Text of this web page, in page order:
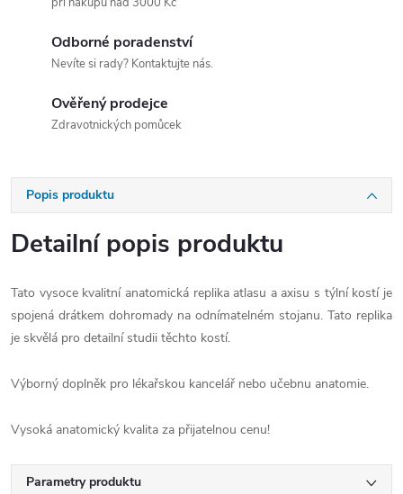
Odborné poradenství
Nevíte si rady? Kontaktujte nás.
Ověřený prodejce
Zdravotnických pomůcek
Popis produktu
Detailní popis produktu
Tato vysoce kvalitní anatomická replika atlasu a axisu s týlní kostí je
spojená drátkem dohromady na odnímatelném stojanu. Tato replika
je skvělá pro detailní studii těchto kostí.
Výborný doplněk pro lékařskou kancelář nebo učebnu anatomie.
Vysoká anatomický kvalita za přijatelnou cenu!
Parametry produktu